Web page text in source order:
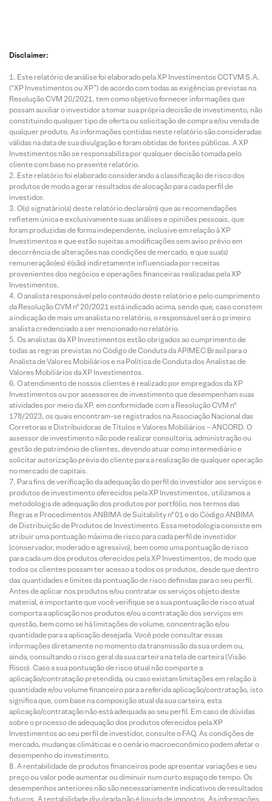
Disclaimer:
Este relatório de análise foi elaborado pela XP Investimentos CCTVM S.A.
(“XP Investimentos ou XP”) de acordo com todas as exigências previstas na
Resolução CVM 20/2021, tem como objetivo fornecer informações que
possam auxiliar o investidor a tomar sua própria decisão de investimento, não
constituindo qualquer tipo de oferta ou solicitação de compra e/ou venda de
qualquer produto. As informações contidas neste relatório são consideradas
válidas na data de sua divulgação e foram obtidas de fontes públicas. A XP
Investimentos não se responsabiliza por qualquer decisão tomada pelo
cliente com base no presente relatório.
Este relatório foi elaborado considerando a classificação de risco dos
produtos de modo a gerar resultados de alocação para cada perfil de
investidor.
O(s) signatário(s) deste relatório declara(m) que as recomendações
refletem única e exclusivamente suas análises e opiniões pessoais, que
foram produzidas de forma independente, inclusive em relação à XP
Investimentos e que estão sujeitas a modificações sem aviso prévio em
decorrência de alterações nas condições de mercado, e que sua(s)
remuneração(es) é(são) indiretamente influenciada por receitas
provenientes dos negócios e operações financeiras realizadas pela XP
Investimentos.
O analista responsável pelo conteúdo deste relatório e pelo cumprimento
da Resolução CVM nº 20/2021 está indicado acima, sendo que, caso constem
a indicação de mais um analista no relatório, o responsável será o primeiro
analista credenciado a ser mencionado no relatório.
Os analistas da XP Investimentos estão obrigados ao cumprimento de
todas as regras previstas no Código de Conduta da APIMEC Brasil para o
Analista de Valores Mobiliários e na Política de Conduta dos Analistas de
Valores Mobiliários da XP Investimentos.
O atendimento de nossos clientes é realizado por empregados da XP
Investimentos ou por assessores de investimento que desempenham suas
atividades por meio da XP, em conformidade com a Resolução CVM nº
178/2023, os quais encontram-se registrados na Associação Nacional das
Corretoras e Distribuidoras de Títulos e Valores Mobiliários – ANCORD. O
assessor de investimento não pode realizar consultoria, administração ou
gestão de patrimônio de clientes, devendo atuar como intermediário e
solicitar autorização prévia do cliente para a realização de qualquer operação
no mercado de capitais.
Para fins de verificação da adequação do perfil do investidor aos serviços e
produtos de investimento oferecidos pela XP Investimentos, utilizamos a
metodologia de adequação dos produtos por portfólio, nos termos das
Regras e Procedimentos ANBIMA de Suitability nº 01 e do Código ANBIMA
de Distribuição de Produtos de Investimento. Essa metodologia consiste em
atribuir uma pontuação máxima de risco para cada perfil de investidor
(conservador, moderado e agressivo), bem como uma pontuação de risco
para cada um dos produtos oferecidos pela XP Investimentos, de modo que
todos os clientes possam ter acesso a todos os produtos, desde que dentro
das quantidades e limites da pontuação de risco definidas para o seu perfil.
Antes de aplicar nos produtos e/ou contratar os serviços objeto deste
material, é importante que você verifique se a sua pontuação de risco atual
comporta a aplicação nos produtos e/ou a contratação dos serviços em
questão, bem como se há limitações de volume, concentração e/ou
quantidade para a aplicação desejada. Você pode consultar essas
informações diretamente no momento da transmissão da sua ordem ou,
ainda, consultando o risco geral da sua carteira na tela de carteira (Visão
Risco). Caso a sua pontuação de risco atual não comporte a
aplicação/contratação pretendida, ou caso existam limitações em relação à
quantidade e/ou volume financeiro para a referida aplicação/contratação, isto
significa que, com base na composição atual da sua carteira, esta
aplicação/contratação não está adequada ao seu perfil. Em caso de dúvidas
sobre o processo de adequação dos produtos oferecidos pela XP
Investimentos ao seu perfil de investidor, consulte o FAQ. As condições de
mercado, mudanças climáticas e o cenário macroeconômico podem afetar o
desempenho do investimento.
A rentabilidade de produtos financeiros pode apresentar variações e seu
preço ou valor pode aumentar ou diminuir num curto espaço de tempo. Os
desempenhos anteriores não são necessariamente indicativos de resultados
futuros. A rentabilidade divulgada não é líquida de impostos. As informações